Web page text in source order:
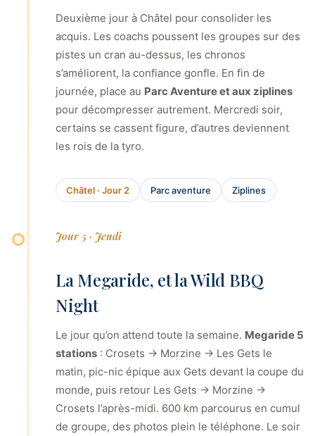
Deuxième jour à Châtel pour consolider les
acquis. Les coachs poussent les groupes sur des
pistes un cran au-dessus, les chronos
s’améliorent, la confiance gonfle. En fin de
journée, place au Parc Aventure et aux ziplines
pour décompresser autrement. Mercredi soir,
certains se cassent figure, d’autres deviennent
les rois de la tyro.
Châtel · Jour 2 Parc aventure Ziplines
Jour 5 · Jeudi
La Megaride, et la Wild BBQ
Night
Le jour qu’on attend toute la semaine. Megaride 5
stations : Crosets → Morzine → Les Gets le
matin, pic-nic épique aux Gets devant la coupe du
monde, puis retour Les Gets → Morzine →
Crosets l’après-midi. 600 km parcourus en cumul
de groupe, des photos plein le téléphone. Le soir